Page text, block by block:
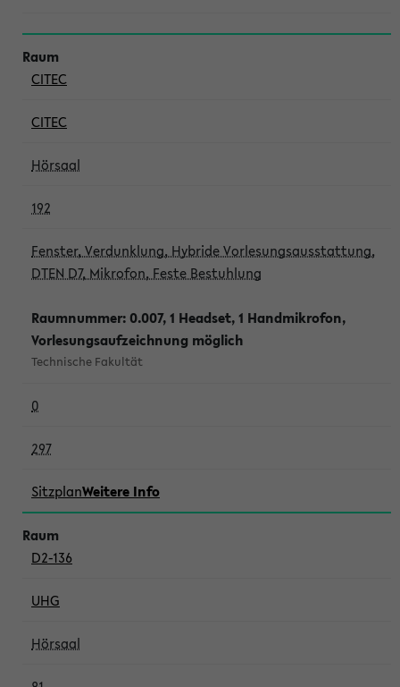
CITEC
CITEC
Hörsaal
192
Fenster, Verdunklung, Hybride Vorlesungsausstattung,
DTEN D7, Mikrofon, Feste Bestuhlung
Raumnummer: 0.007, 1 Headset, 1 Handmikrofon,
Vorlesungsaufzeichnung möglich
Technische Fakultät
0
297
SitzplanWeitere Info
D2-136
UHG
Hörsaal